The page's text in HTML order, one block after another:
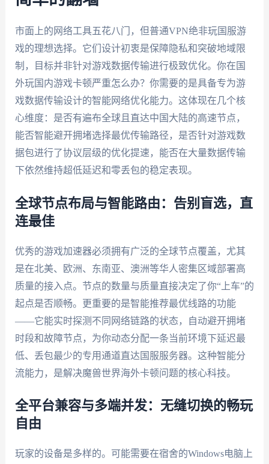
市面上的网络工具五花八门，但普通VPN绝非玩国服游
戏的理想选择。它们设计初衷是保障隐私和突破地域限
制，目标并非针对游戏数据传输进行极致优化。你在国
外玩国内游戏卡顿严重怎么办？你需要的是具备专为游
戏数据传输设计的智能网络优化能力。这体现在几个核
心维度：是否有遍布全球且直达中国大陆的高速节点，
能否智能避开拥堵选择最优传输路径，是否针对游戏数
据包进行了协议层级的优化提速，能否在大量数据传输
下依然维持超低延迟和零丢包的稳定表现。
全球节点布局与智能路由：告别盲选，直
连最佳
优秀的游戏加速器必须拥有广泛的全球节点覆盖，尤其
是在北美、欧洲、东南亚、澳洲等华人密集区域部署高
质量的接入点。节点的数量与质量直接决定了你“上车”的
起点是否顺畅。更重要的是智能推荐最优线路的功能
——它能实时探测不同网络链路的状态，自动避开拥堵
时段和故障节点，为你动态分配一条当前环境下延迟最
低、丢包最少的专用通道直达国服服务器。这种智能分
流能力，是解决魔兽世界海外卡顿问题的核心科技。
全平台兼容与多端并发：无缝切换的畅玩
自由
玩家的设备是多样的。可能需要在宿舍的Windows电脑上